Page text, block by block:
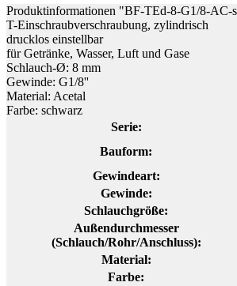
Produktinformationen "BF-TEd-8-G1/8-AC-
T-Einschraubverschraubung, zylindrisch
drucklos einstellbar
für Getränke, Wasser, Luft und Gase
Schlauch-Ø: 8 mm
Gewinde: G1/8''
Material: Acetal
Farbe: schwarz
Serie:
Bauform:
Gewindeart:
Gewinde:
Schlauchgröße:
Außendurchmesser
(Schlauch/Rohr/Anschluss):
Material:
Farbe: